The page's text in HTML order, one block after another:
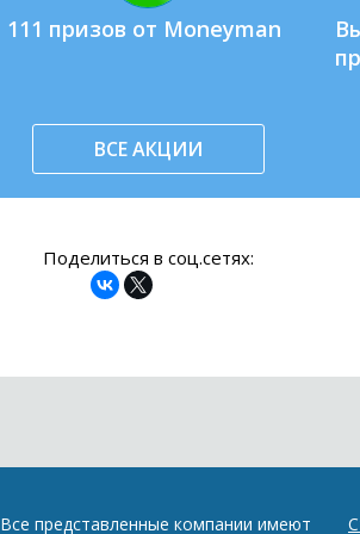
111 призов от Moneyman
ВСЕ АКЦИИ
Поделиться в соц.сетях:
Все представленные компании имеют